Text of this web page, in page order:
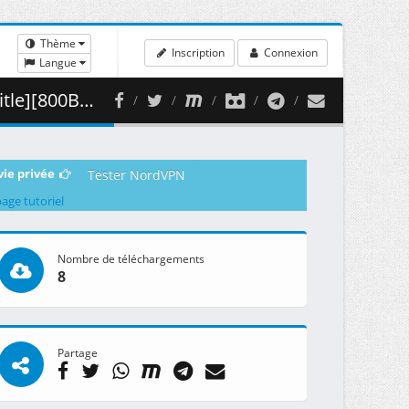
Thème
Langue
Inscription Connexion
MB )
privée Tester NordVPN
tutoriel
Nombre de téléchargements
8
Partage